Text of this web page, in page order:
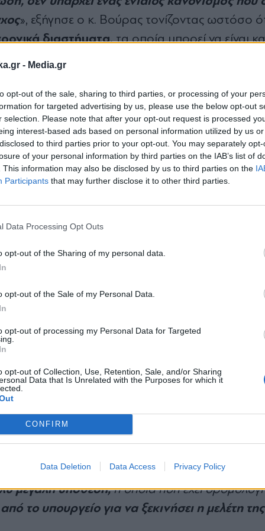
- Media.gr
opt-out of the sale, sharing to third parties, or processing of your
for targeted advertising by us, please use the below opt-out
selection. Please note that after your opt-out request is processed
interest-based ads based on personal information utilized by us
to third parties prior to your opt-out. You may separately
of your personal information by third parties on the IAB’s list of
This information may also be disclosed by us to third parties on the
Participants that may further disclose it to other third parties.
Data Processing Opt Outs
opt-out of the Sharing of my personal data.
opt-out of the Sale of my Personal Data.
opt-out of processing my Personal Data for Targeted
opt-out of Collection, Use, Retention, Sale, and/or Sharing
Data that Is Unrelated with the Purposes for which it
CONFIRM
Data Deletion Data Access Privacy Policy
», εξήγησε ο κ. Βούρας τονίζοντας ωστόσο
διαστήματα,τα οποία μπορεί να είναι
έκτασης φθορές, οι οποίες μπορούν να
το καταλάβει και κανένας
για το οποίο είναι υπεύθυνο το τμήμα
έχουν με βάση τον νόμο την
από τον νόμο, ότι η στοιχειώδης
εισαγωγικά, στηθαία, πινακίδες και λοιπά
τη διεύθυνση μας και με απόφαση, αν δεν
για γέφυρες και τα τεχνικά θα την έχουν οι
έχουμε ένα νομικό πλαίσιο το οποίο είναι
πατάτα για να κάνει ορισμένες επεμβάσεις
διευκρίνισε ότιγενικώς χρήζει συντήρησης
μεγάλη υπόθεση,η οποία ήδη έχει
το υπουργείο για να ξεκινήσει η μελέτη της
newsletter
Αποδέχομαι τουςόρους χρήσης